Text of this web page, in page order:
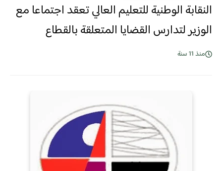
النقابة الوطنية للتعليم العالي تعقد اجتماعا مع
الوزير لتدارس القضايا المتعلقة بالقطاع
منذ 11 سنة